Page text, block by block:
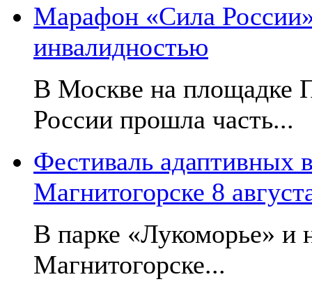
Марафон «Сила
инвалидностью
В Москве на площадке
России прошла часть...
Фестиваль адаптивных
Магнитогорске 8
В парке «Лукоморье» и
Магнитогорске...